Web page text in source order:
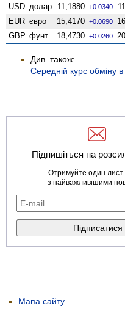
USD долар 11,1880 +0.0340
EUR євро 15,4170 +0.0690
GBP фунт 18,4730 +0.0260
Див. також:
Середній курс обміну
Підпишіться на
Отримуйте один лист
з найважливішими
Мапа сайту